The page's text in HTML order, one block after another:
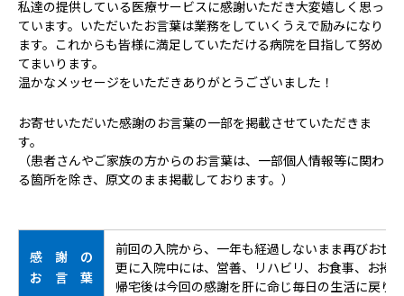
事業者・その他の方
病院の概要
当院の魅力
よくある質問
ご意見箱
私達の提供している医療サービスに感謝いただき大変嬉しく思っ
ています。いただいたお言葉は業務をしていくうえで励みになり
ます。これからも皆様に満足していただける病院を目指して努め
てまいります。
温かなメッセージをいただきありがとうございました！
お寄せいただいた感謝のお言葉の一部を掲載させていただきま
す。
（患者さんやご家族の方からのお言葉は、一部個人情報等に関わ
る箇所を除き、原文のまま掲載しております。）
感 謝 の
お 言 葉
前回の入院から、一年も経過しないまま再びお世
更に入院中には、営善、リハビリ、お食事、お掃
帰宅後は今回の感謝を肝に命じ毎日の生活に戻り